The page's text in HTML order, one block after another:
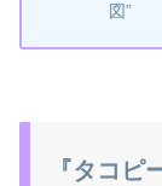
図”
『タコピ